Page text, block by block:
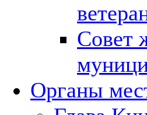
Совет
Органы